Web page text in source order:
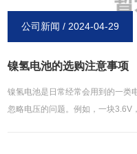
公司新闻 / 2024-04-29
镍氢电池的选购注意事项
镍氢电池是日常经常会用到的一类
忽略电压的问题。例如，一块3.6V